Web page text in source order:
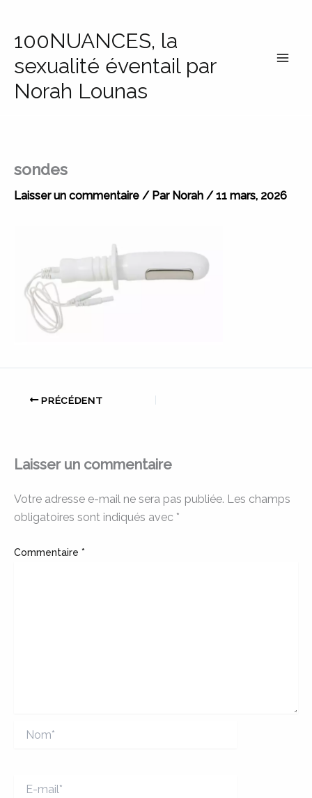
contenu
100NUANCES, la
sexualité éventail par
Norah Lounas
sondes
Laisser un commentaire / Par Norah / 11 mars, 2026
PRÉCÉDENT
Laisser un commentaire
Votre adresse e-mail ne sera pas publiée. Les champs
obligatoires sont indiqués avec *
Commentaire *
mail*